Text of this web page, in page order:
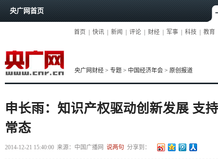
央广网首页
首页 快讯 新闻 评论 财经 军事 科技 教育
央广网财经 > 专题 > 中国经济年会 > 原创报道
申长雨：知识产权驱动创新发展 支
常态
2014-12-21 15:40:00 来源： 中国广播网 说两句 分享到：